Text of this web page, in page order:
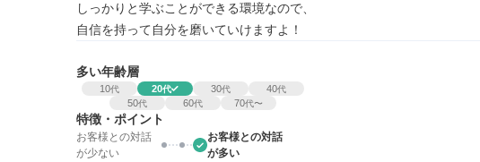
しっかりと学ぶことができる環境なので、
自信を持って自分を磨いていけますよ！
多い年齢層
10代 20代 30代 40代
50代 60代 70代〜
特徴・ポイント
お客様との対話
が少ない
お客様との対話
が多い